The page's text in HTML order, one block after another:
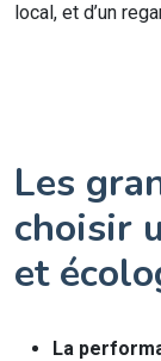
local, et d’un
Les
choisir
et
La